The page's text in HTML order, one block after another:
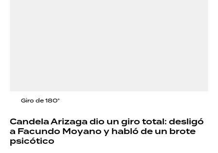
Giro de 180°
Candela Arizaga dio un giro total: desligó
a Facundo Moyano y habló de un brote
psicótico